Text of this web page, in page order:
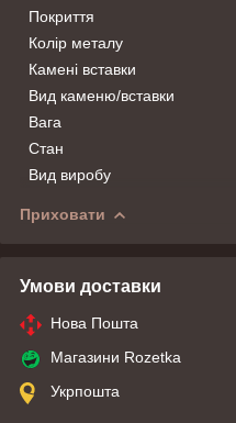
Покриття
Колір металу
Камені вставки
Вид каменю/вставки
Вага
Стан
Вид виробу
Приховати
Умови доставки
Нова Пошта
Магазини Rozetka
Укрпошта